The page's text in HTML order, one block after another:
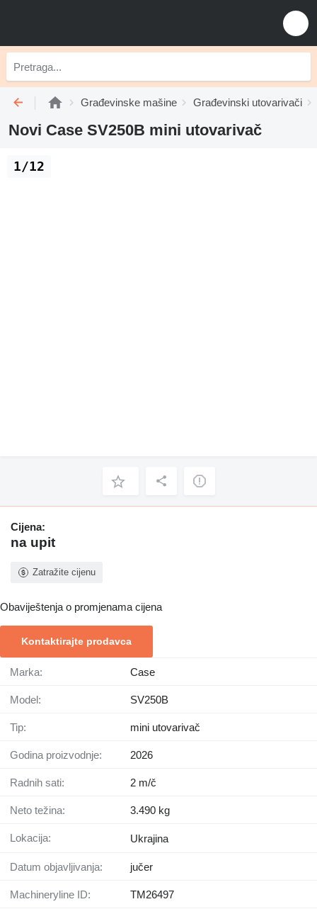
Građevinske mašine Građevinski utovarivači
Novi Case SV250B mini utovarivač
1/12
Cijena:
na upit
Zatražite cijenu
Obaviještenja o promjenama cijena
Kontaktirajte prodavca
Marka: Case
Model: SV250B
Tip: mini utovarivač
Godina proizvodnje: 2026
Radnih sati: 2 m/č
Neto težina: 3.490 kg
Lokacija: Ukrajina
Datum objavljivanja: jučer
Machineryline ID: TM26497